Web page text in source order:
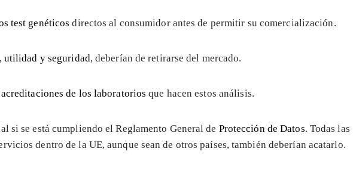
test genéticos directos al consumidor antes de permitir su comercialización.
utilidad y seguridad, deberían de retirarse del mercado.
acreditaciones de los laboratorios que hacen estos análisis.
si se está cumpliendo el Reglamento General de Protección de Datos. Todas las
dentro de la UE, aunque sean de otros países, también deberían acatarlo.